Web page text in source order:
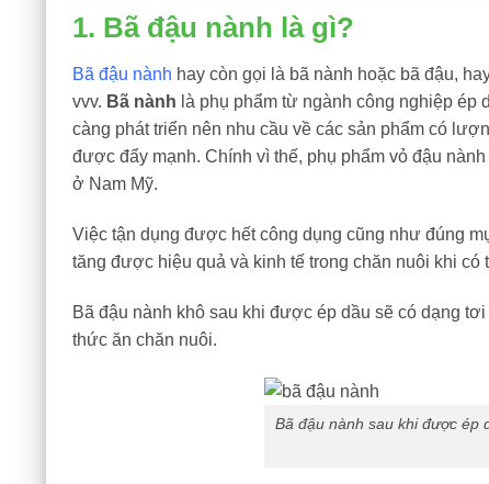
1. Bã đậu nành là gì?
Bã đậu nành hay còn gọi là bã nành hoặc bã đậu,
vvv. Bã nành là phụ phẩm từ ngành công nghiệp
càng phát triển nên nhu cầu về các sản phẩm có
được đẩy mạnh. Chính vì thế, phụ phẩm vỏ đậu
ở Nam Mỹ.
Việc tận dụng được hết công dụng cũng như đúng
tăng được hiệu quả và kinh tế trong chăn nuôi khi
Bã đậu nành khô sau khi được ép dầu sẽ có dạng
thức ăn chăn nuôi.
Bã đậu nành sau khi được ép